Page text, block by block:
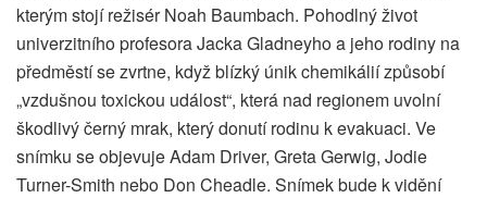
kterým stojí režisér Noah Baumbach. Pohodlný život
univerzitního profesora Jacka Gladneyho a jeho rodiny na
předměstí se zvrtne, když blízký únik chemikálií způsobí
„vzdušnou toxickou událost“, která nad regionem uvolní
škodlivý černý mrak, který donutí rodinu k evakuaci. Ve
snímku se objevuje Adam Driver, Greta Gerwig, Jodie
Turner-Smith nebo Don Cheadle. Snímek bude k vidění